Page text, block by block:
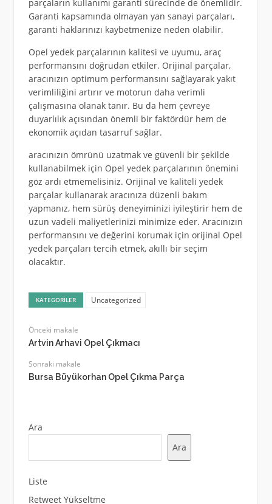
parçaların kullanımı garanti sürecinde de önemlidir.
Garanti kapsamında olmayan yan sanayi parçaları,
garanti haklarınızı kaybetmenize neden olabilir.
Opel yedek parçalarının kalitesi ve uyumu, araç
performansını doğrudan etkiler. Orijinal parçalar,
aracınızın optimum performansını sağlayarak yakıt
verimliliğini artırır ve motorun daha verimli
çalışmasına olanak tanır. Bu da hem çevreye
duyarlılık açısından önemli bir faktördür hem de
ekonomik açıdan tasarruf sağlar.
aracınızın ömrünü uzatmak ve güvenli bir şekilde
kullanabilmek için Opel yedek parçalarının önemini
göz ardı etmemelisiniz. Orijinal ve kaliteli yedek
parçalar kullanarak aracınıza düzenli bakım
yapmanız, hem sürüş deneyiminizi iyileştirir hem de
uzun vadeli maliyetlerinizi minimize eder. Aracınızın
performansını ve değerini korumak için orijinal Opel
yedek parçaları tercih etmek, akıllı bir seçim
olacaktır.
KATEGORILER Uncategorized
Önceki makale
Artvin Arhavi Opel Çıkmacı
Sonraki makale
Bursa Büyükorhan Opel Çıkma Parça
Ara
Ara
Liste
Retweet Yükseltme